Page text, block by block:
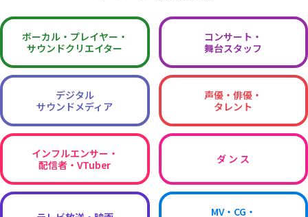
ボーカル・ プレイヤー・
サウンドクリエイター
コンサート・
舞台スタッフ
デジタル
サウンドメディア
声優・俳優・
タレント
インフルエンサー・
配信者・VTuber
ダ ン ス
MV・CG・